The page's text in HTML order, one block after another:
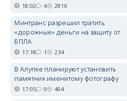
18:02 4 2816
Минтранс разрешил тратить
«дорожные» деньги на защиту от
БПЛА
17:18 1 234
В Алупке планируют установить
памятник именитому фотографу
17:05 0 404